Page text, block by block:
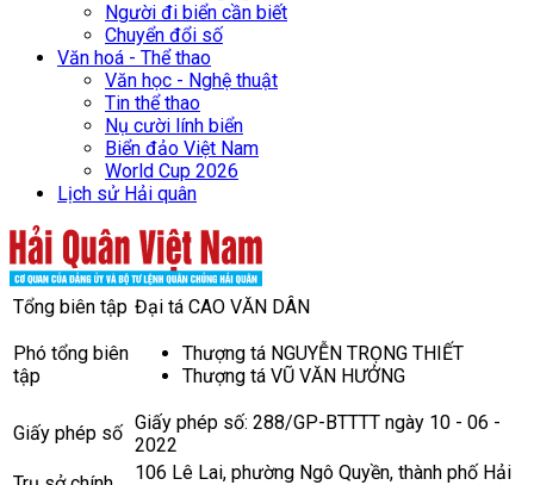
Người đi biển cần biết
Chuyển đổi số
Văn hoá - Thể thao
Văn học - Nghệ thuật
Tin thể thao
Nụ cười lính biển
Biển đảo Việt Nam
World Cup 2026
Lịch sử Hải quân
Tổng biên tập Đại tá CAO VĂN DÂN
Phó tổng biên
tập
Thượng tá NGUYỄN TRỌNG THIẾT
Thượng tá VŨ VĂN HƯỞNG
Giấy phép số Giấy phép số: 288/GP-BTTTT ngày 10 - 06 -
2022
106 Lê Lai, phường Ngô Quyền, thành phố Hải